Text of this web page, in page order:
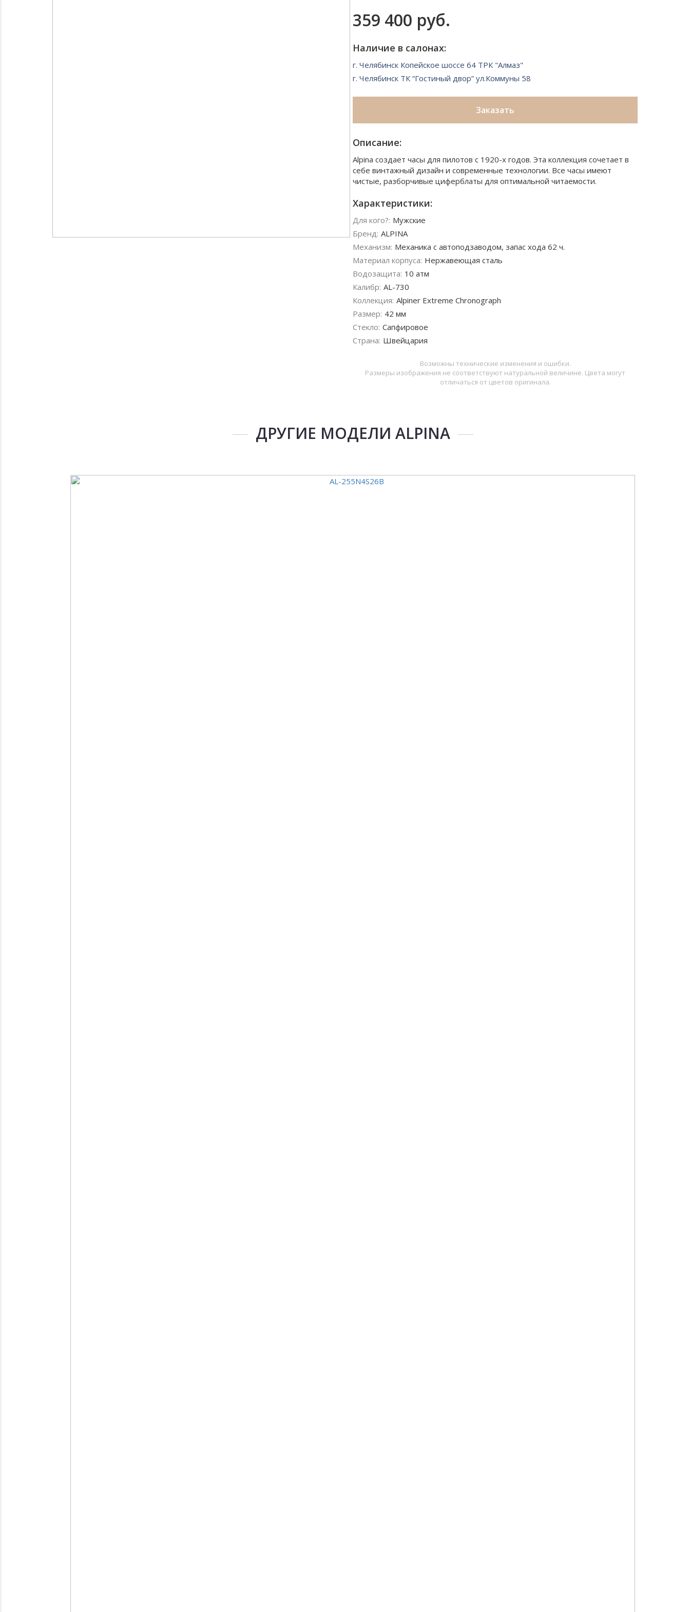
359 400 руб.
Наличие в салонах:
г. Челябинск Копейское шоссе 64 ТРК "Алмаз"
г. Челябинск ТК “Гостиный двор” ул.Коммуны 58
Заказать
Описание:
Alpina создает часы для пилотов с 1920-х годов. Эта коллекция сочетает в
себе винтажный дизайн и современные технологии. Все часы имеют
чистые, разборчивые циферблаты для оптимальной читаемости.
Характеристики:
Для кого?: Мужские
Бренд: ALPINA
Механизм: Механика с автоподзаводом, запас хода 62 ч.
Материал корпуса: Нержавеющая сталь
Водозащита: 10 атм
Калибр: AL-730
Коллекция: Alpiner Extreme Chronograph
Размер: 42 мм
Стекло: Сапфировое
Страна: Швейцария
Возможны технические изменения и ошибки.
Размеры изображения не соответствуют натуральной величине. Цвета могут
отличаться от цветов оригинала.
ДРУГИЕ МОДЕЛИ ALPINA